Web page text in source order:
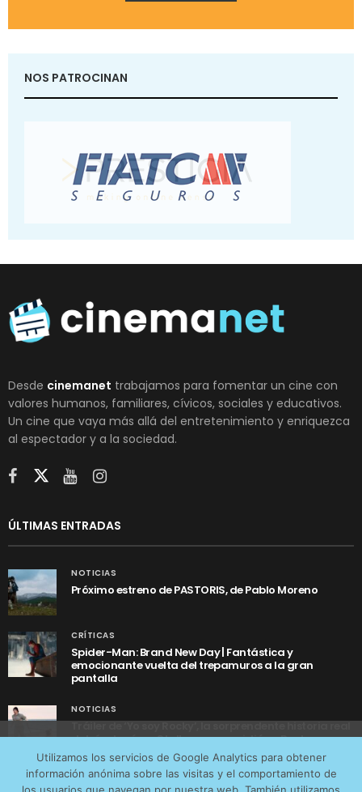
NOS PATROCINAN
Desde cinemanet trabajamos para fomentar un cine con
valores humanos, familiares, cívicos, sociales y educativos.
Un cine que vaya más allá del entretenimiento y enriquezca
al espectador y a la sociedad.
ÚLTIMAS ENTRADAS
NOTICIAS
Próximo estreno de PASTORIS, de Pablo Moreno
CRÍTICAS
Spider-Man: Brand New Day | Fantástica y
emocionante vuelta del trepamuros a la gran
pantalla
NOTICIAS
Tráiler de ‘Yo soy Rocky’, la sorprendente historia real
detrás de cómo Stallone se convirtió en Rocky
Utilizamos los servicios de Google Analytics para obtener
información anónima sobre las visitas y el comportamiento de
tráfico web que recibimos y conocer los servicios que
más os interesan. Puede cambiar las preferencias y